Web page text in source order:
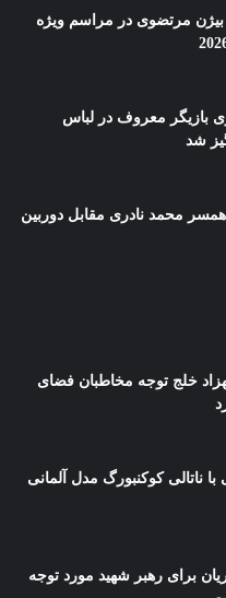
بیژن مرتضوی در مراسم ویژه
بازیگر معروف در لباس
شد
محمد نادری مقابل دوربین
خلج توجه مخاطبان فضای
ناتالی کوکنبورگ مدل آلمانی
برای رهبر شهید مورد توجه